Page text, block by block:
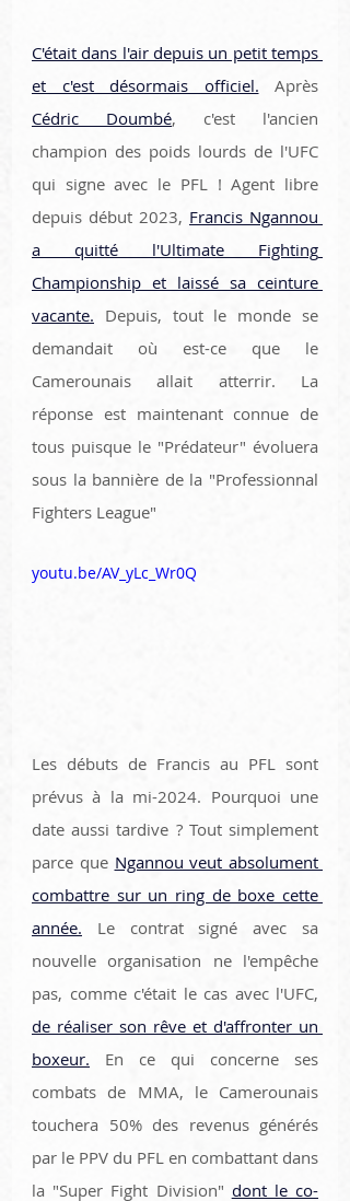
C'était dans l'air depuis un petit temps
et c'est désormais officiel.
Cédric Doumbé, c'est l'ancien
champion des poids lourds de l'UFC
qui signe avec le PFL ! Agent libre
depuis début 2023, Francis Ngannou
a quitté l'Ultimate Fighting
Championship et laissé sa ceinture
vacante. Depuis, tout le monde se
demandait où est-ce que le
Camerounais allait atterrir. La
réponse est maintenant connue de
tous puisque le "Prédateur" évoluera
sous la bannière de la "Professionnal
Fighters League"
youtu.be/AV_yLc_Wr0Q
Les débuts de Francis au PFL sont
prévus à la mi-2024. Pourquoi une
date aussi tardive ? Tout simplement
parce que Ngannou veut absolument
combattre sur un ring de boxe cette
année. Le contrat signé avec sa
nouvelle organisation ne l'empêche
de réaliser son rêve et d'affronter un
boxeur. En ce qui concerne ses
combats de MMA, le Camerounais
touchera 50% des revenus générés
par le PPV du PFL en combattant dans
la "Super Fight Division" dont le co-